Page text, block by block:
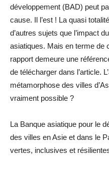
développement (BAD) peut
cause. Il l’est ! La quasi
d’autres sujets que l’impact
asiatiques. Mais en terme de
rapport demeure une
de télécharger dans l’article.
métamorphose des villes
vraiment possible ?
La Banque asiatique pour le
des villes en Asie et dans le
vertes, inclusives et